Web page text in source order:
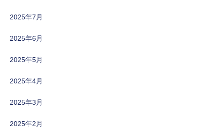
2025年7月
2025年6月
2025年5月
2025年4月
2025年3月
2025年2月